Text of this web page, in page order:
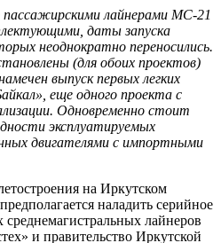
лайнерами МС-21
даты запуска
неоднократно переносились.
(для обоих проектов)
выпуск первых легких
еще одного проекта с
Одновременно стоит
эксплуатируемых
двигателями с импортными
на Иркутском
наладить серийное
среднемагистральных лайнеров
и правительство Иркутской